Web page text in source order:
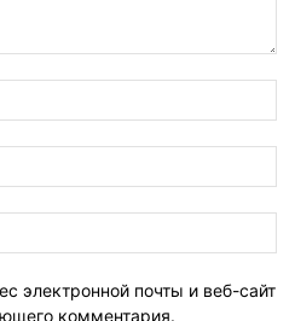
электронной почты и веб-сайт
комментария.